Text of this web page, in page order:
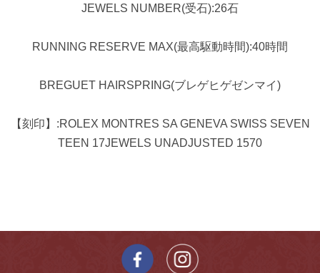
JEWELS NUMBER(受石):26石
RUNNING RESERVE MAX(最高駆動時間):40時間
BREGUET HAIRSPRING(ブレゲヒゲゼンマイ)
【刻印】:ROLEX MONTRES SA GENEVA SWISS SEVEN
TEEN 17JEWELS UNADJUSTED 1570